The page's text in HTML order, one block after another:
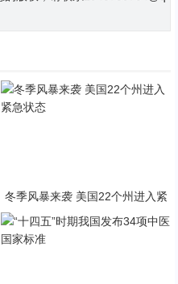
冬季风暴来袭 美国22个州进入紧
急状态